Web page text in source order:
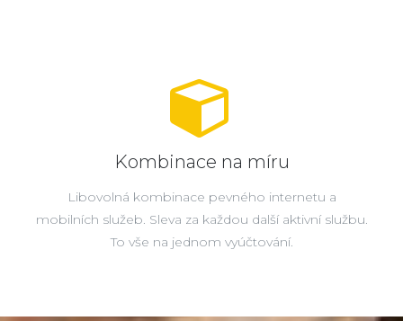
Kombinace na míru
Libovolná kombinace pevného internetu a
mobilních služeb. Sleva za každou další aktivní službu.
To vše na jednom vyúčtování.